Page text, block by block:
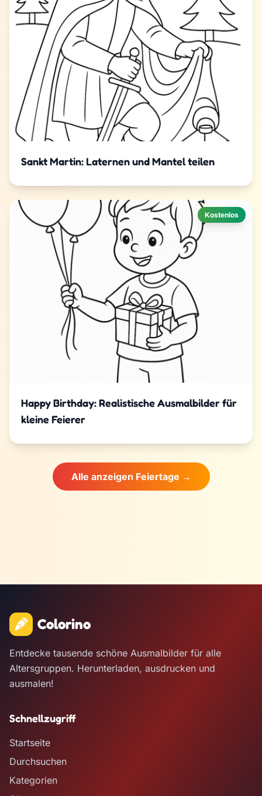
Sankt Martin: Laternen und Mantel teilen
Kostenlos
Happy Birthday: Realistische Ausmalbilder für
kleine Feierer
Alle anzeigen Feiertage →
Colorino
Entdecke tausende schöne Ausmalbilder für alle
Altersgruppen. Herunterladen, ausdrucken und
ausmalen!
Schnellzugriff
Startseite
Durchsuchen
Kategorien